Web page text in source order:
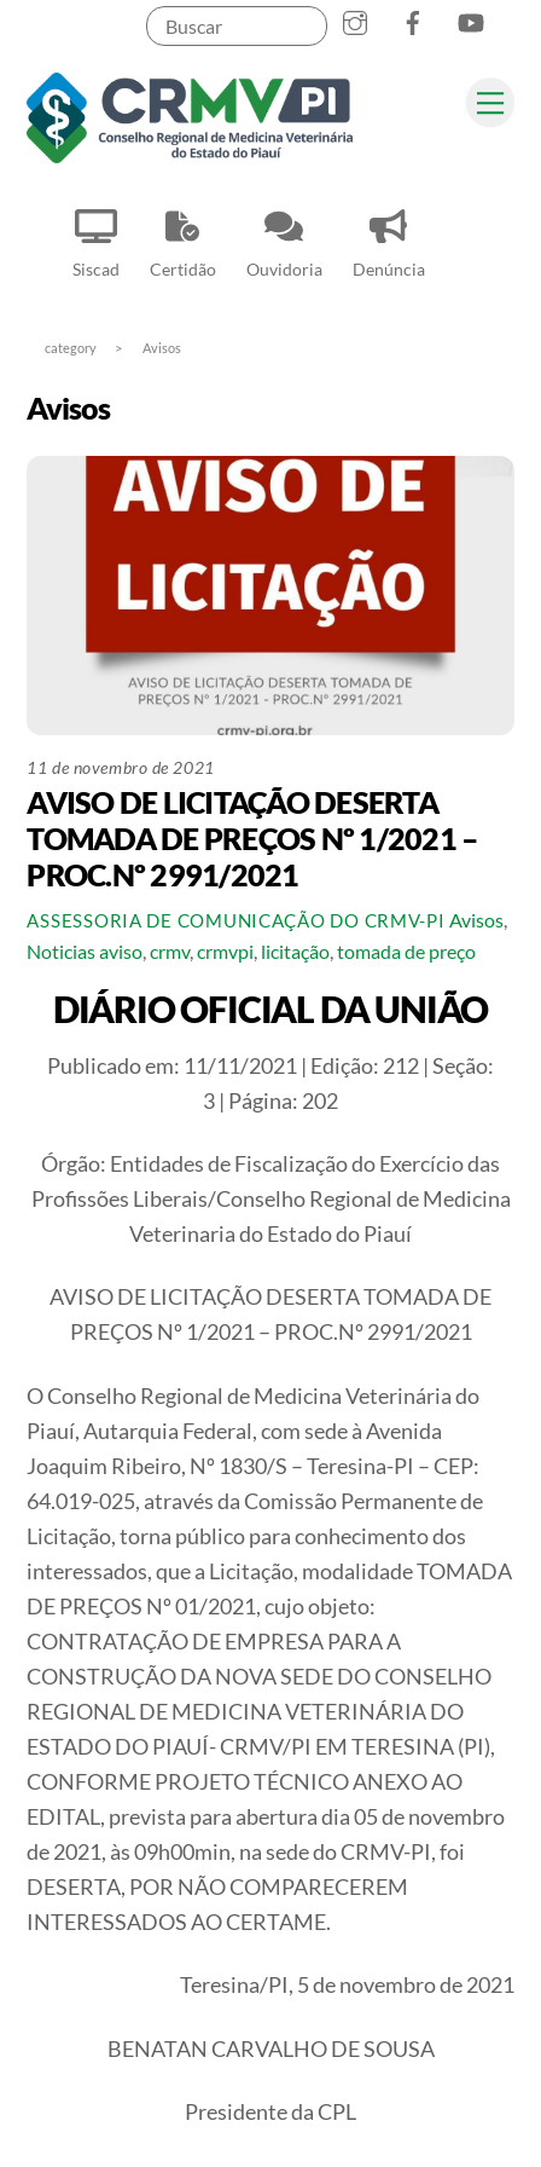
content
Siscad Certidão Ouvidoria Denúncia
InstagramFacebook
Pesquisar
category > Avisos
Avisos
11 de novembro de 2021
AVISO DE LICITAÇÃO DESERTA
TOMADA DE PREÇOS Nº 1/2021 –
PROC.Nº 2991/2021
ASSESSORIA DE COMUNICAÇÃO DO CRMV-PI Avisos,
Noticiasaviso,crmv,crmvpi, licitação,tomada de preço
DIÁRIO OFICIAL DA UNIÃO
Publicado em: 11/11/2021 | Edição: 212 |Seção:
3 | Página: 202
Órgão: Entidades de Fiscalização do Exercício das
Profissões Liberais/Conselho Regional de Medicina
Veterinaria do Estado do Piauí
AVISO DE LICITAÇÃO DESERTA TOMADA DE
PREÇOS Nº 1/2021 – PROC.Nº 2991/2021
O Conselho Regional de Medicina Veterinária do
Piauí, Autarquia Federal, com sede à Avenida
Joaquim Ribeiro, Nº 1830/S – Teresina-PI – CEP:
64.019-025, através da Comissão Permanente de
Licitação, torna público para conhecimento dos
interessados, que a Licitação, modalidade TOMADA
DE PREÇOS Nº 01/2021, cujo objeto:
CONTRATAÇÃO DE EMPRESA PARA A
CONSTRUÇÃO DA NOVA SEDE DO CONSELHO
REGIONAL DE MEDICINA VETERINÁRIA DO
ESTADO DO PIAUÍ- CRMV/PI EM TERESINA (PI),
CONFORME PROJETO TÉCNICO ANEXO AO
EDITAL, prevista para abertura dia 05 de novembro
de 2021, às 09h00min, na sede do CRMV-PI, foi
DESERTA, POR NÃO COMPARECEREM
INTERESSADOS AO CERTAME.
Teresina/PI, 5 de novembro de 2021
BENATAN CARVALHO DE SOUSA
Presidente da CPL